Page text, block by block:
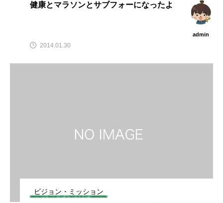
健康とマラソンとサブフォーになったよ
admin
2014.01.30
ビジョン・ミッション